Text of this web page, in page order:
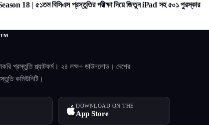
18 | ৫১তম বিসিএস প্রস্তুতির পরীক্ষা দিয়ে জিতুন iPad সহ ৫০১ পুরস্কার
প্রস্তুতি প্ল্যাটফর্ম। ২৪ লক্ষ+ ডাউনলোড। দেশের
কমিউনিটি।
DOWNLOAD ON THE
App Store